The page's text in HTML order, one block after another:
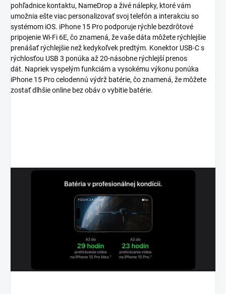
pohľadnice kontaktu, NameDrop a živé nálepky, ktoré vám
umožnia ešte viac personalizovať svoj telefón a interakciu so
systémom iOS. iPhone 15 Pro podporuje rýchle bezdrôtové
pripojenie Wi-Fi 6E, čo znamená, že vaše dáta môžete rýchlejšie
prenášať rýchlejšie než kedykoľvek predtým. Konektor USB-C s
rýchlosťou USB 3 ponúka až 20-násobne rýchlejší prenos
dát. Napriek vyspelým funkciám a vysokému výkonu ponúka
iPhone 15 Pro celodennú výdrž batérie, čo znamená, že môžete
zostať dlhšie online bez obáv o vybitie batérie.